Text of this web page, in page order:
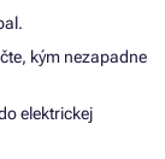
kým nezapadne
elektrickej